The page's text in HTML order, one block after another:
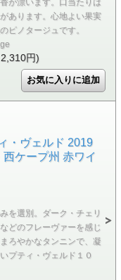
あります。心地よい果実
ピノタージュです。
円)
・ヴェルド 2019
ケープ州 赤ワイ
を選別。ダーク・チェリ
どのフレーヴァーを感じ
ろやかなタンニンで、凝
プティ・ヴェルド１０